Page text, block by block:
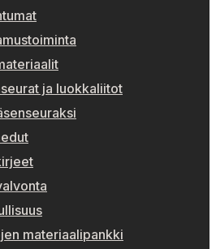
ja luokkaliitot
materiaalipankki